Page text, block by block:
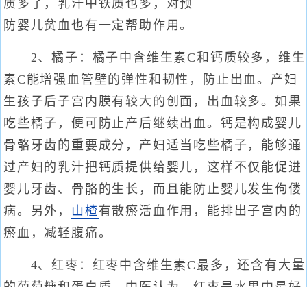
质多了，乳汗中铁质也多，对预
防婴儿贫血也有一定帮助作用。
2、橘子：橘子中含维生素C和钙质较多，维生
素C能增强血管壁的弹性和韧性，防止出血。产妇
生孩子后子宫内膜有较大的创面，出血较多。如果
吃些橘子，便可防止产后继续出血。钙是构成婴儿
骨骼牙齿的重要成分，产妇适当吃些橘子，能够通
过产妇的乳汁把钙质提供给婴儿，这样不仅能促进
婴儿牙齿、骨骼的生长，而且能防止婴儿发生佝偻
病。另外， 山楂有散瘀活血作用，能排出子宫内的
瘀血，减轻腹痛。
4、红枣：红枣中含维生素C最多，还含有大量